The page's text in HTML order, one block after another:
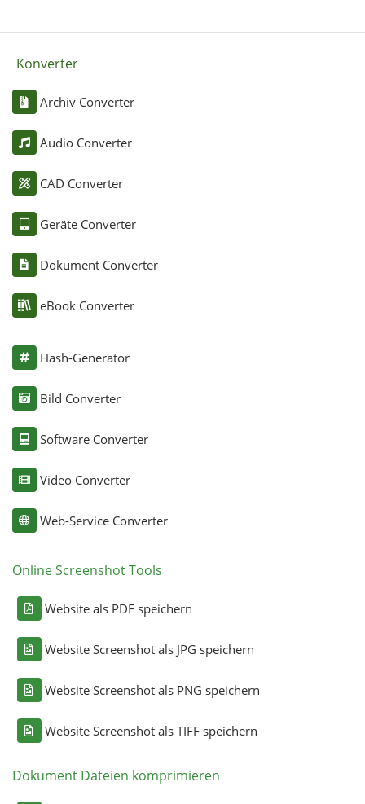
Konverter
Archiv Converter
Audio Converter
CAD Converter
Geräte Converter
Dokument Converter
eBook Converter
Hash-Generator
Bild Converter
Software Converter
Video Converter
Web-Service Converter
Online Screenshot Tools
Website als PDF speichern
Website Screenshot als JPG speichern
Website Screenshot als PNG speichern
Website Screenshot als TIFF speichern
Dokument Dateien komprimieren